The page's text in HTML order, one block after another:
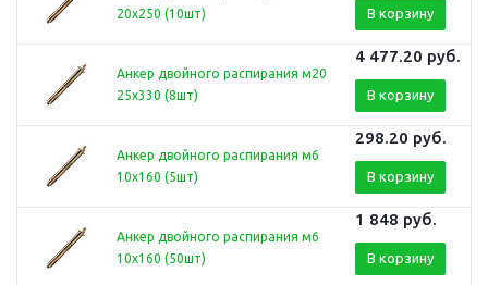
20х250 (10шт)
В корзину
Анкер двойного распирания м20
25х330 (8шт)
4 477.20 руб.
В корзину
Анкер двойного распирания м6
10х160 (5шт)
298.20 руб.
В корзину
Анкер двойного распирания м6
10х160 (50шт)
1 848 руб.
В корзину